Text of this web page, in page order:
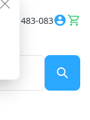
8182 483-083